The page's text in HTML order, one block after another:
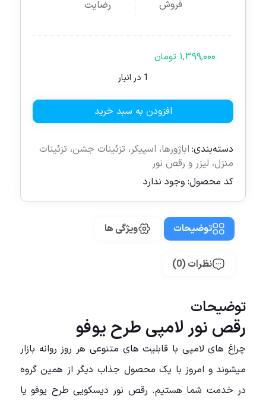
فروش رضایت
۱,۳۹۹,۰۰۰ تومان
1 در انبار
افزودن به سبد خرید
دسته‌بندی: اباژورها، اسپیکر، تزئینات جشن، تزئینات
منزل، لیزر و رقص نور
کد محصول: وجود ندارد
توضیحات ویژگی ها
نظرات (0)
توضیحات
رقص نور لامپی طرح یوفو
چراغ های لامپی با قابلیت های متنوعی هر روز روانه بازار
میشوند و امروز با یک محصول جذاب دیگر از همین گروه
در خدمت شما هستیم. رقص نور دیسکویی طرح یوفو یا